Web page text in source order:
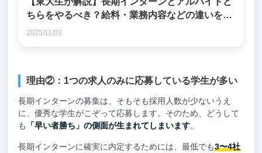
ちらをやるべき？給料・業務内容などの違いを比
較！
2025/11/03
理由②：1つの求人のみに応募している学生が多い
長期インターンの募集は、そもそも採用人数が少ないうえ
に、優秀な学生がこぞって応募します。そのため、どうして
も
「早い者勝ち」の側面が生まれてしまいます。
長期インターンに確実に内定するためには、最低でも3〜4社